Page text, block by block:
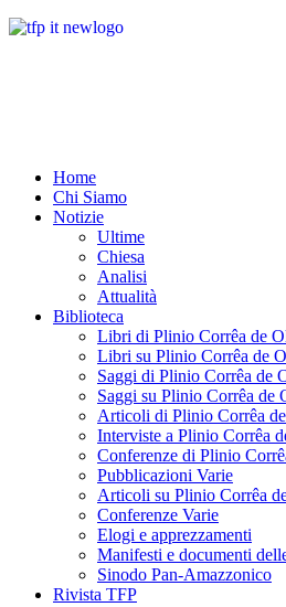
Home
Chi Siamo
Notizie
Ultime
Chiesa
Analisi
Attualità
Biblioteca
Libri di Plinio Corrêa de
Libri su Plinio Corrêa de
Saggi di Plinio Corrêa de
Saggi su Plinio Corrêa de
Articoli di Plinio Corrêa
Interviste a Plinio Corrêa
Conferenze di Plinio
Pubblicazioni Varie
Articoli su Plinio Corrêa
Conferenze Varie
Elogi e apprezzamenti
Manifesti e documenti
Sinodo Pan-Amazzonico
Rivista TFP